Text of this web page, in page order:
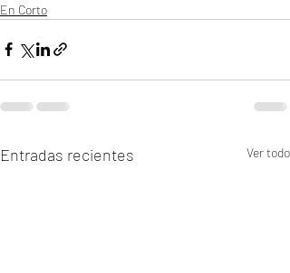
En Corto
Entradas recientes Ver todo